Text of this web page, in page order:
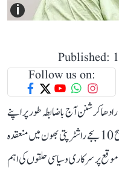
i
Published:
Follow us on:
آج باضابطہ طور پر اپنے
عہدے کا حلف لیں گے۔ صدر دروپدی مرمو صبح 10 بجے راشٹرپتی بھون میں منعقدہ
پر سرکاری و سیاسی حلقوں کی اہم